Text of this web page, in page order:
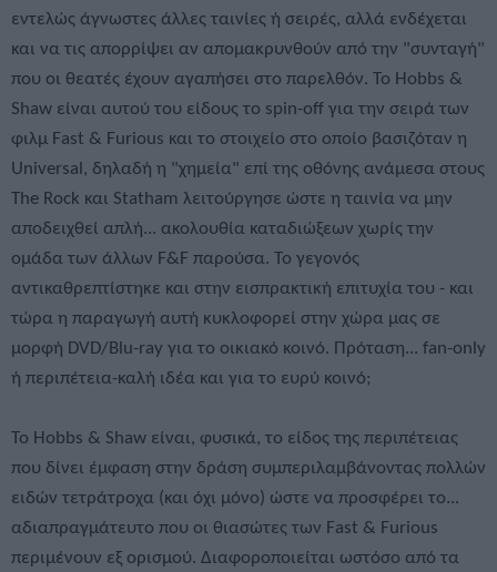
εντελώς άγνωστες άλλες ταινίες ή σειρές, αλλά ενδέχεται
και να τις απορρίψει αν απομακρυνθούν από την "συνταγή"
που οι θεατές έχουν αγαπήσει στο παρελθόν. Το Hobbs &
Shaw είναι αυτού του είδους το spin-off για την σειρά των
φιλμ Fast & Furious και το στοιχείο στο οποίο βασιζόταν η
Universal, δηλαδή η "χημεία" επί της οθόνης ανάμεσα στους
The Rock και Statham λειτούργησε ώστε η ταινία να μην
αποδειχθεί απλή... ακολουθία καταδιώξεων χωρίς την
ομάδα των άλλων F&F παρούσα. Το γεγονός
αντικαθρεπτίστηκε και στην εισπρακτική επιτυχία του - και
τώρα η παραγωγή αυτή κυκλοφορεί στην χώρα μας σε
μορφή DVD/Blu-ray για το οικιακό κοινό. Πρόταση... fan-only
ή περιπέτεια-καλή ιδέα και για το ευρύ κοινό;
Το Hobbs & Shaw είναι, φυσικά, το είδος της περιπέτειας
που δίνει έμφαση στην δράση συμπεριλαμβάνοντας πολλών
ειδών τετράτροχα (και όχι μόνο) ώστε να προσφέρει το...
αδιαπραγμάτευτο που οι θιασώτες των Fast & Furious
περιμένουν εξ ορισμού. Διαφοροποιείται ωστόσο από τα